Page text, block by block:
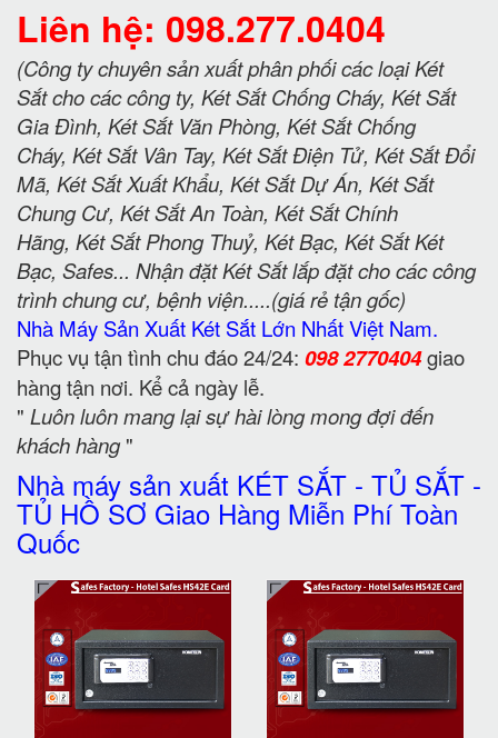
Liên hệ: 098.277.0404
(Công ty chuyên sản xuất phân phối các loại Két
Sắt cho các công ty, Két Sắt Chống Cháy, Két Sắt
Gia Đình, Két Sắt Văn Phòng, Két Sắt Chống
Cháy, Két Sắt Vân Tay, Két Sắt Điện Tử, Két Sắt Đổi
Mã, Két Sắt Xuất Khẩu, Két Sắt Dự Án, Két Sắt
Chung Cư, Két Sắt An Toàn, Két Sắt Chính
Hãng, Két Sắt Phong Thuỷ, Két Bạc, Két Sắt Két
Bạc, Safes... Nhận đặt Két Sắt lắp đặt cho các công
trình chung cư, bệnh viện.....(giá rẻ tận gốc)
Nhà Máy Sản Xuất Két Sắt Lớn Nhất Việt Nam.
Phục vụ tận tình chu đáo 24/24: 098 2770404giao
hàng tận nơi. Kể cả ngày lễ.
" Luôn luôn mang lại sự hài lòng mong đợi đến
khách hàng"
Nhà máy sản xuất KÉT SẮT - TỦ SẮT -
TỦ HỒ SƠ Giao Hàng Miễn Phí Toàn
Quốc